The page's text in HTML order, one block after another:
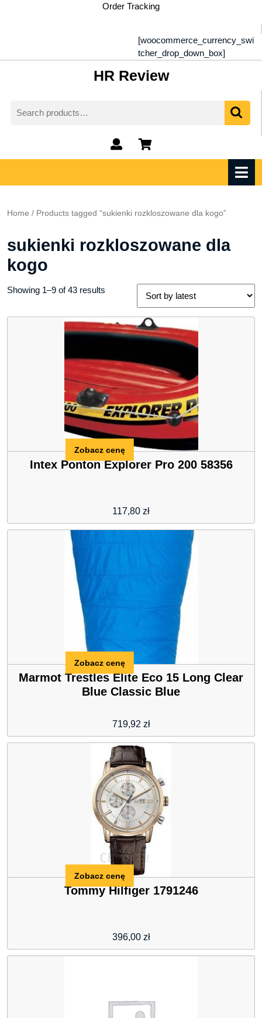
Order Tracking
[woocommerce_currency_swi
tcher_drop_down_box]
HR Review
for:
My
Account
shopping
cart
Home / Products tagged “sukienki rozkloszowane dla kogo”
sukienki rozkloszowane dla
kogo
Showing 1–9 of 43 results
Intex Ponton Explorer Pro 200 58356
117,80 zł
Zobacz cenę
Marmot Trestles Elite Eco 15 Long Clear
Blue Classic Blue
719,92 zł
Zobacz cenę
Tommy Hilfiger 1791246
396,00 zł
Zobacz cenę